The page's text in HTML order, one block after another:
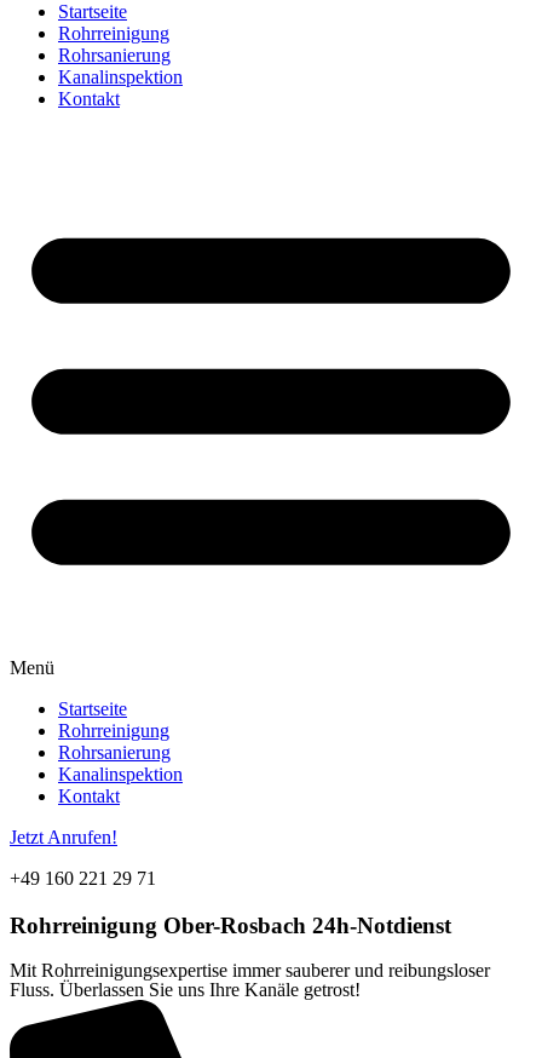
Startseite
Rohrreinigung
Rohrsanierung
Kanalinspektion
Kontakt
Menü
Startseite
Rohrreinigung
Rohrsanierung
Kanalinspektion
Kontakt
Jetzt Anrufen!
+49 160 221 29 71
Rohrreinigung Ober-Rosbach 24h-Notdienst
Mit Rohrreinigungsexpertise immer sauberer und reibungsloser
Fluss. Überlassen Sie uns Ihre Kanäle getrost!